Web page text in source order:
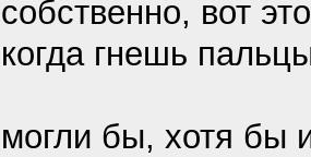
собственно, вот
когда гнешь
могли бы, хотя бы